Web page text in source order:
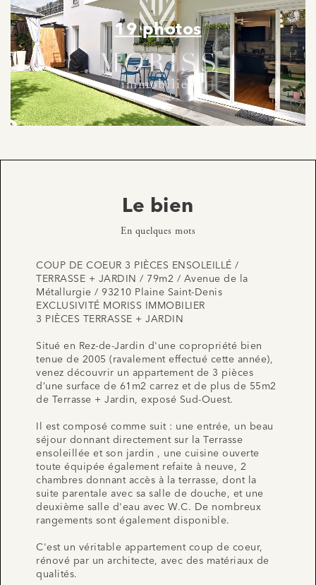
19 photos
Le bien
En quelques mots
COUP DE COEUR 3 PIÈCES ENSOLEILLÉ /
TERRASSE + JARDIN / 79m2 / Avenue de la
Métallurgie / 93210 Plaine Saint-Denis
EXCLUSIVITÉ MORISS IMMOBILIER
3 PIÈCES TERRASSE + JARDIN
Situé en Rez-de-Jardin d'une copropriété bien
tenue de 2005 (ravalement effectué cette année),
venez découvrir un appartement de 3 pièces
d’une surface de 61m2 carrez et de plus de 55m2
de Terrasse + Jardin, exposé Sud-Ouest.
Il est composé comme suit : une entrée, un beau
séjour donnant directement sur la Terrasse
ensoleillée et son jardin , une cuisine ouverte
toute équipée également refaite à neuve, 2
chambres donnant accès à la terrasse, dont la
suite parentale avec sa salle de douche, et une
deuxième salle d'eau avec W.C. De nombreux
rangements sont également disponible.
C'est un véritable appartement coup de coeur,
rénové par un architecte, avec des matériaux de
qualités.